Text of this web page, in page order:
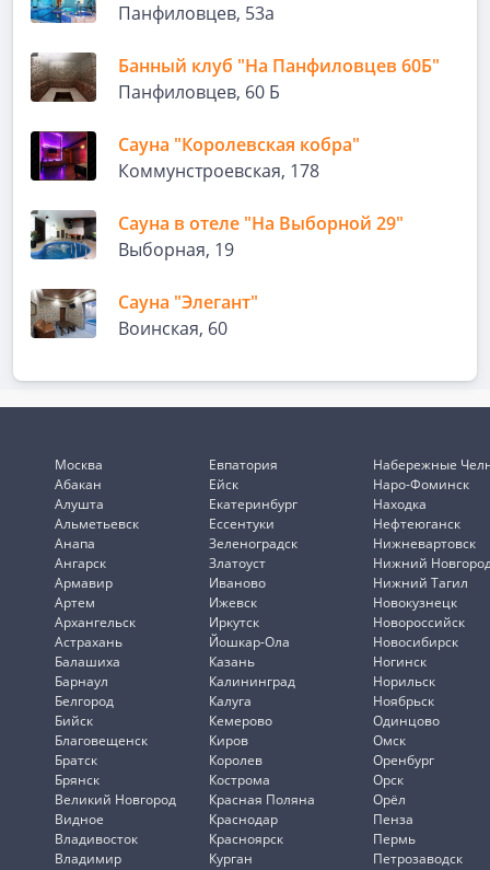
Панфиловцев, 53а
Банный клуб "На Панфиловцев 60Б"
Панфиловцев, 60 Б
Сауна "Королевская кобра"
Коммунстроевская, 178
Сауна в отеле "На Выборной 29"
Выборная, 19
Сауна "Элегант"
Воинская, 60
Москва
Абакан
Алушта
Альметьевск
Анапа
Ангарск
Армавир
Артем
Архангельск
Астрахань
Балашиха
Барнаул
Белгород
Бийск
Благовещенск
Братск
Брянск
Великий Новгород
Видное
Владивосток
Владимир
Евпатория
Ейск
Екатеринбург
Ессентуки
Зеленоградск
Златоуст
Иваново
Ижевск
Иркутск
Йошкар-Ола
Казань
Калининград
Калуга
Кемерово
Киров
Королев
Кострома
Красная Поляна
Краснодар
Красноярск
Курган
Набережные
Наро-Фоминск
Находка
Нефтеюганск
Нижневартовск
Нижний
Нижний Тагил
Новокузнецк
Новороссийск
Новосибирск
Ногинск
Норильск
Ноябрьск
Одинцово
Омск
Оренбург
Орск
Орёл
Пенза
Пермь
Петрозаводск